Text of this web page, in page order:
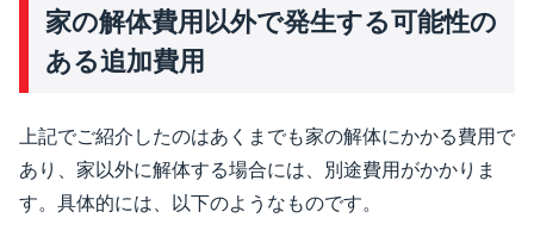
家の解体費用以外で発生する可能性の
ある追加費用
上記でご紹介したのはあくまでも家の解体にかかる費用で
あり、家以外に解体する場合には、別途費用がかかりま
す。具体的には、以下のようなものです。